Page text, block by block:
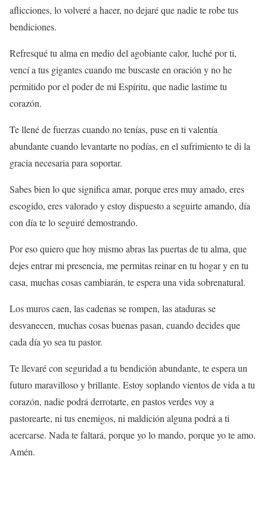
aflicciones, lo volveré a hacer, no dejaré que nadie te robe tus
bendiciones.
Refresqué tu alma en medio del agobiante calor, luché por ti,
vencí a tus gigantes cuando me buscaste en oración y no he
permitido por el poder de mi Espíritu, que nadie lastime tu
corazón.
Te llené de fuerzas cuando no tenías, puse en ti valentía
abundante cuando levantarte no podías, en el sufrimiento te di la
gracia necesaria para soportar.
Sabes bien lo que significa amar, porque eres muy amado, eres
escogido, eres valorado y estoy dispuesto a seguirte amando, día
con día te lo seguiré demostrando.
Por eso quiero que hoy mismo abras las puertas de tu alma, que
dejes entrar mi presencia, me permitas reinar en tu hogar y en tu
casa, muchas cosas cambiarán, te espera una vida sobrenatural.
Los muros caen, las cadenas se rompen, las ataduras se
desvanecen, muchas cosas buenas pasan, cuando decides que
cada día yo sea tu pastor.
Te llevaré con seguridad a tu bendición abundante, te espera un
futuro maravilloso y brillante. Estoy soplando vientos de vida a tu
corazón, nadie podrá derrotarte, en pastos verdes voy a
pastorearte, ni tus enemigos, ni maldición alguna podrá a ti
acercarse. Nada te faltará, porque yo lo mando, porque yo te amo.
Amén.